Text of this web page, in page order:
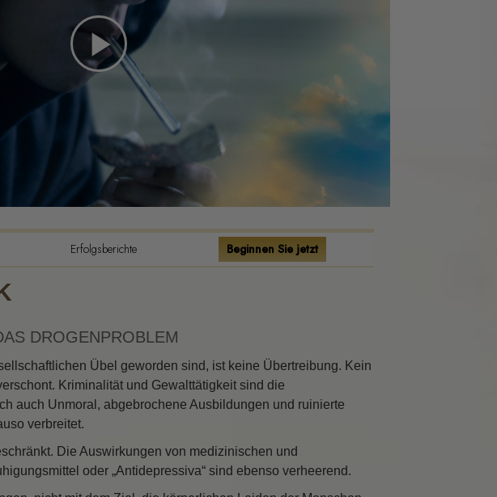
Die Grundlagen des
Organisierens
Die Ursache von Unterdrückung
Die Dynamiken des Daseins
Die emotionelle Tonskala
Ethik und die Zustände
Wie man Konflikte löst
Integrität und Ehrlichkeit
Die Ehe
Lösungen für eine gefährliche
Umwelt
Play
Video
Erfolgsberichte Beginnen Sie jetzt
DROGENPROBLEM
Übel geworden sind, ist keine Übertreibung. Kein
Kriminalität und Gewalttätigkeit sind die
auch Unmoral, abgebrochene Ausbildungen und ruinierte
verbreitet.
Die Auswirkungen von medizinischen und
oder „Antidepressiva“ sind ebenso verheerend.